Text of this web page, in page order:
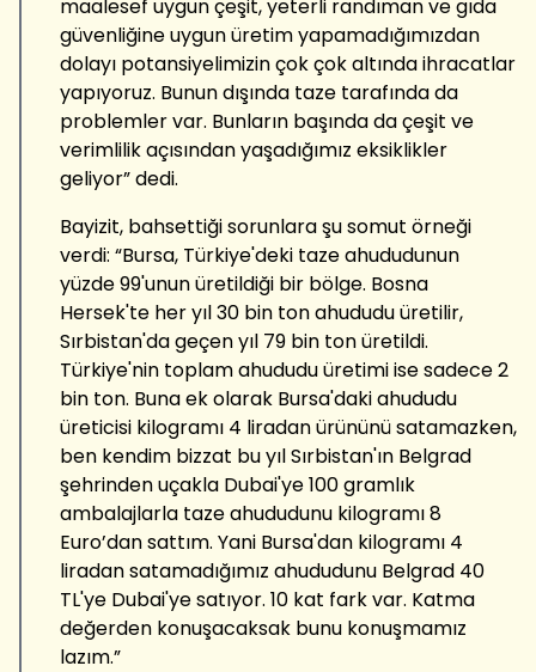
maalesef uygun çeşit, yeterli randıman ve gıda
güvenliğine uygun üretim yapamadığımızdan
dolayı potansiyelimizin çok çok altında ihracatlar
yapıyoruz. Bunun dışında taze tarafında da
problemler var. Bunların başında da çeşit ve
verimlilik açısından yaşadığımız eksiklikler
geliyor” dedi.
Bayizit, bahsettiği sorunlara şu somut örneği
verdi: “Bursa, Türkiye'deki taze ahududunun
yüzde 99'unun üretildiği bir bölge. Bosna
Hersek'te her yıl 30 bin ton ahududu üretilir,
Sırbistan'da geçen yıl 79 bin ton üretildi.
Türkiye'nin toplam ahududu üretimi ise sadece 2
bin ton. Buna ek olarak Bursa'daki ahududu
üreticisi kilogramı 4 liradan ürününü satamazken,
ben kendim bizzat bu yıl Sırbistan'ın Belgrad
şehrinden uçakla Dubai'ye 100 gramlık
ambalajlarla taze ahududunu kilogramı 8
Euro’dan sattım. Yani Bursa'dan kilogramı 4
liradan satamadığımız ahududunu Belgrad 40
TL'ye Dubai'ye satıyor. 10 kat fark var. Katma
değerden konuşacaksak bunu konuşmamız
lazım.”